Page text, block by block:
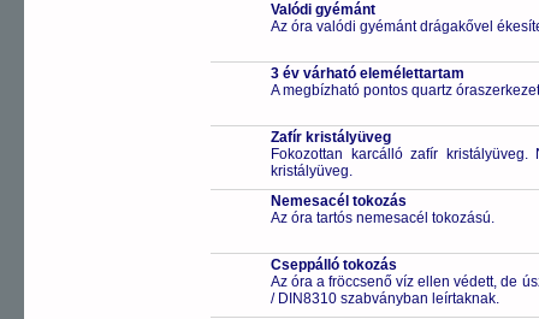
Valódi gyémánt
Az óra valódi gyémánt drágakővel
3 év várható elemélettartam
A megbízható pontos quartz
Zafír kristályüveg
Fokozottan karcálló zafír
kristályüveg.
Nemesacél tokozás
Az óra tartós nemesacél tokozású.
Cseppálló tokozás
Az óra a fröccsenő víz ellen védett, de
/ DIN8310 szabványban leírtaknak.